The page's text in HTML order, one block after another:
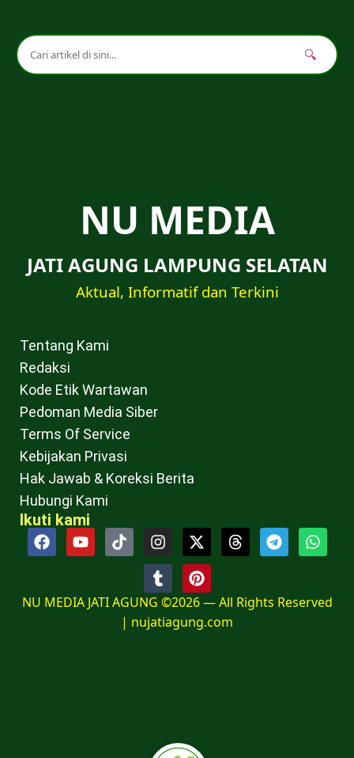
🔍
NU MEDIA
JATI AGUNG LAMPUNG SELATAN
Aktual, Informatif dan Terkini
Tentang Kami
Redaksi
Kode Etik Wartawan
Pedoman Media Siber
Terms Of Service
Kebijakan Privasi
Hak Jawab & Koreksi Berita
Hubungi Kami
Ikuti kami
NU MEDIA JATI AGUNG ©2026 — All Rights Reserved
| nujatiagung.com